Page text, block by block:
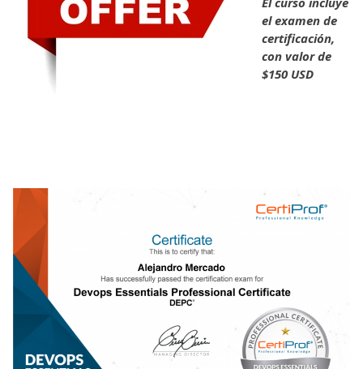
el examen de
certificación,
con valor de
$150 USD